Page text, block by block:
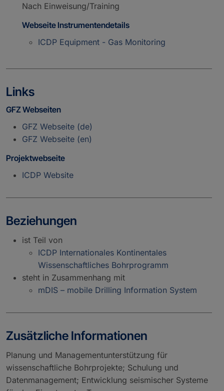
Nach Einweisung/Training
Webseite Instrumentendetails
ICDP Equipment - Gas Monitoring
Links
GFZ Webseiten
GFZ Webseite (de)
GFZ Webseite (en)
Projektwebseite
ICDP Website
Beziehungen
ist Teil von
ICDP Internationales Kontinentales
Wissenschaftliches Bohrprogramm
steht in Zusammenhang mit
mDIS – mobile Drilling Information System
Zusätzliche Informationen
Planung und Managementunterstützung für
wissenschaftliche Bohrprojekte; Schulung und
Datenmanagement; Entwicklung seismischer Systeme